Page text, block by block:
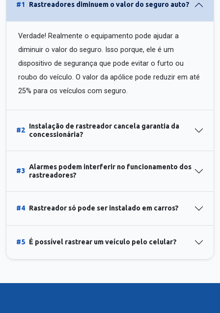
#1 Rastreadores diminuem o valor do seguro auto?
Verdade! Realmente o equipamento pode ajudar a
diminuir o valor do seguro. Isso porque, ele é um
dispositivo de segurança que pode evitar o furto ou
roubo do veículo. O valor da apólice pode reduzir em até
25% para os veículos com seguro.
#2
Instalação de rastreador cancela garantia da
concessionária?
#3
Alarmes podem interferir no funcionamento dos
rastreadores?
#4 Rastreador só pode ser instalado em carros?
#5 É possível rastrear um veículo pelo celular?